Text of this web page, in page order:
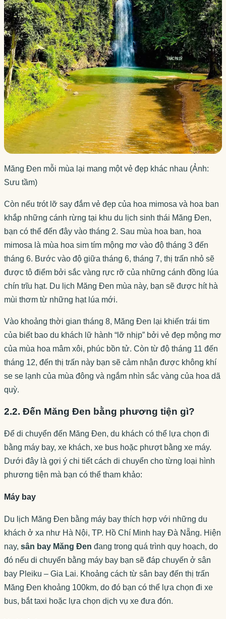
Măng Đen mỗi mùa lại mang một vẻ đẹp khác nhau (Ảnh:
Sưu tầm)
Còn nếu trót lỡ say đắm vẻ đẹp của hoa mimosa và hoa ban
khắp những cánh rừng tại khu du lịch sinh thái Măng Đen,
bạn có thể đến đây vào tháng 2. Sau mùa hoa ban, hoa
mimosa là mùa hoa sim tím mộng mơ vào độ tháng 3 đến
tháng 6. Bước vào độ giữa tháng 6, tháng 7, thị trấn nhỏ sẽ
được tô điểm bởi sắc vàng rực rỡ của những cánh đồng lúa
chín trĩu hạt. Du lịch Măng Đen mùa này, bạn sẽ được hít hà
mùi thơm từ những hạt lúa mới.
Vào khoảng thời gian tháng 8, Măng Đen lại khiến trái tim
của biết bao du khách lữ hành “lỡ nhịp” bởi vẻ đẹp mộng mơ
của mùa hoa mâm xôi, phúc bồn tử. Còn từ độ tháng 11 đến
tháng 12, đến thị trấn này bạn sẽ cảm nhận được không khí
se se lạnh của mùa đông và ngắm nhìn sắc vàng của hoa dã
quỳ.
2.2. Đến Măng Đen bằng phương tiện gì?
Để di chuyển đến Măng Đen, du khách có thể lựa chọn đi
bằng máy bay, xe khách, xe bus hoặc phượt bằng xe máy.
Dưới đây là gợi ý chi tiết cách di chuyển cho từng loại hình
phương tiện mà bạn có thể tham khảo:
Máy bay
Du lịch Măng Đen bằng máy bay thích hợp với những du
khách ở xa như Hà Nội, TP. Hồ Chí Minh hay Đà Nẵng. Hiện
nay, sân bay Măng Đen đang trong quá trình quy hoạch, do
đó nếu di chuyển bằng máy bay bạn sẽ đáp chuyến ở sân
bay Pleiku – Gia Lai. Khoảng cách từ sân bay đến thị trấn
Măng Đen khoảng 100km, do đó bạn có thể lựa chọn đi xe
bus, bắt taxi hoặc lựa chọn dịch vụ xe đưa đón.